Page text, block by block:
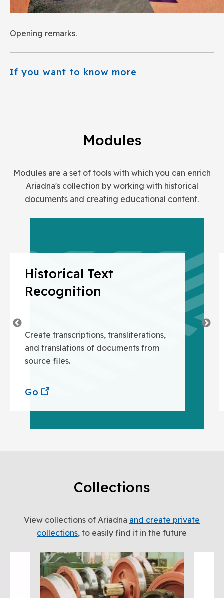
Opening remarks.
If you want to know more
Modules
Modules are a set of tools with which you can enrich
Ariadna's collection by working with historical
documents and creating educational content.
Historical Text
Recognition
Create transcriptions, transliterations,
and translations of documents from
source files.
Go
Collections
View collections of Ariadna and create private
collections, to easily find it in the future